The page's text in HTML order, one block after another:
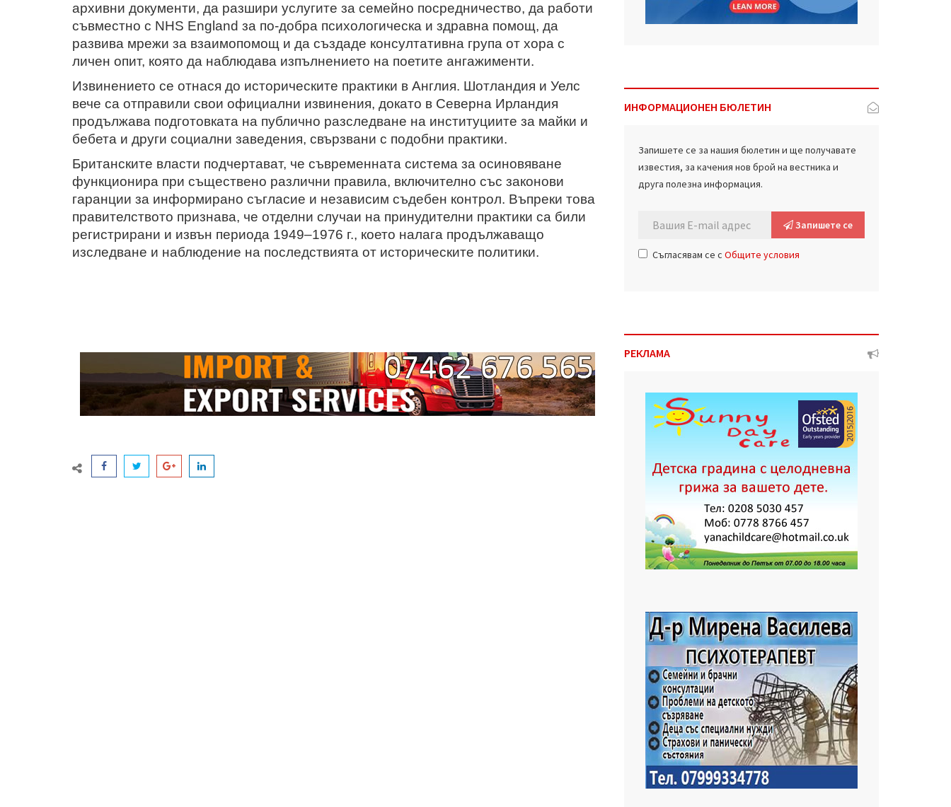
архивни документи, да разшири услугите за семейно посредничество, да работи
съвместно с NHS England за по-добра психологическа и здравна помощ, да
развива мрежи за взаимопомощ и да създаде консултативна група от хора с
личен опит, която да наблюдава изпълнението на поетите ангажименти.
Извинението се отнася до историческите практики в Англия. Шотландия и Уелс
вече са отправили свои официални извинения, докато в Северна Ирландия
продължава подготовката на публично разследване на институциите за майки и
бебета и други социални заведения, свързвани с подобни практики.
Британските власти подчертават, че съвременната система за осиновяване
функционира при съществено различни правила, включително със законови
гаранции за информирано съгласие и независим съдебен контрол. Въпреки това
правителството признава, че отделни случаи на принудителни практики са били
регистрирани и извън периода 1949–1976 г., което налага продължаващо
изследване и наблюдение на последствията от историческите политики.
ИНФОРМАЦИОНЕН БЮЛЕТИН
Запишете се за нашия бюлетин и ще получавате
известия, за качения нов брой на вестника и
друга полезна информация.
Запишете се
Съгласявам се с Общите условия
РЕКЛАМА